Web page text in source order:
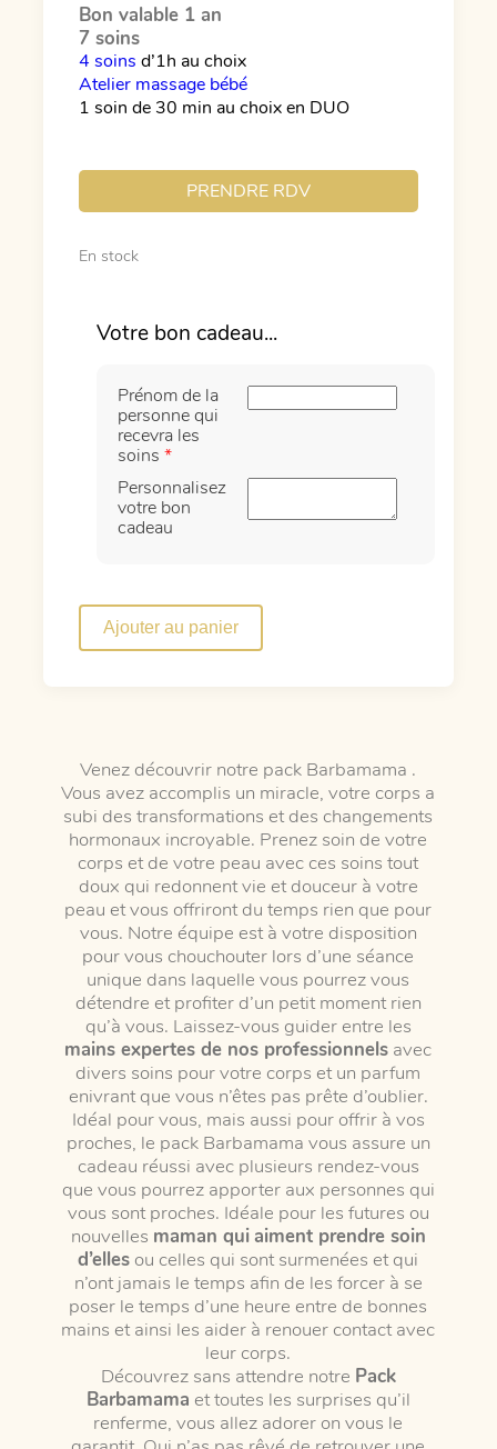
Bon valable 1 an
7 soins
4 soins d’1h au choix
Atelier massage bébé
1 soin de 30 min au choix en DUO
PRENDRE RDV
En stock
Prénom de la
personne qui
recevra les
soins *
Personnalisez
votre bon
cadeau
de
Pack
Barbamama
Ajouter au panier
Venez découvrir notre pack Barbamama .
Vous avez accomplis un miracle, votre corps a
subi des transformations et des changements
hormonaux incroyable. Prenez soin de votre
corps et de votre peau avec ces soins tout
doux qui redonnent vie et douceur à votre
peau et vous offriront du temps rien que pour
vous. Notre équipe est à votre disposition
pour vous chouchouter lors d’une séance
unique dans laquelle vous pourrez vous
détendre et profiter d’un petit moment rien
qu’à vous. Laissez-vous guider entre les
mains expertes de nos professionnels avec
divers soins pour votre corps et un parfum
enivrant que vous n’êtes pas prête d’oublier.
Idéal pour vous, mais aussi pour offrir à vos
proches, le pack Barbamama vous assure un
cadeau réussi avec plusieurs rendez-vous
que vous pourrez apporter aux personnes qui
vous sont proches. Idéale pour les futures ou
nouvelles maman quiaiment prendre soin
d’elles ou celles qui sont surmenées et qui
n’ont jamais le temps afin de les forcer à se
poser le temps d’une heure entre de bonnes
mains et ainsi les aider à renouer contact avec
leur corps.
Découvrez sans attendre notre Pack
Barbamama et toutes les surprises qu’il
renferme, vous allez adorer on vous le